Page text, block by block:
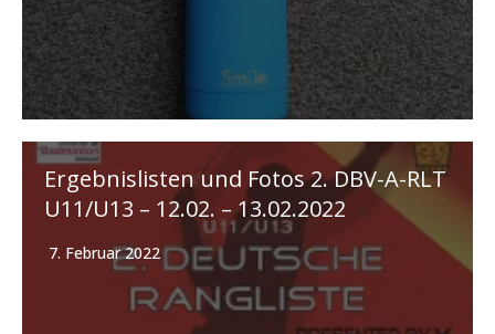
Ergebnislisten und Fotos 2. DBV-A-RLT
U11/U13 – 12.02. – 13.02.2022
7. Februar 2022